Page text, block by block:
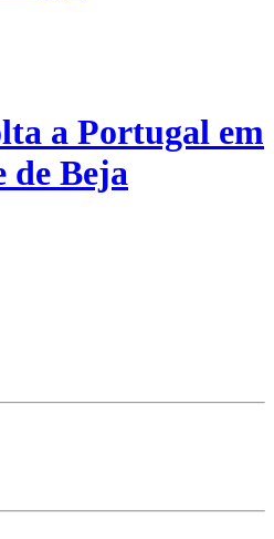
a Portugal em
de Beja